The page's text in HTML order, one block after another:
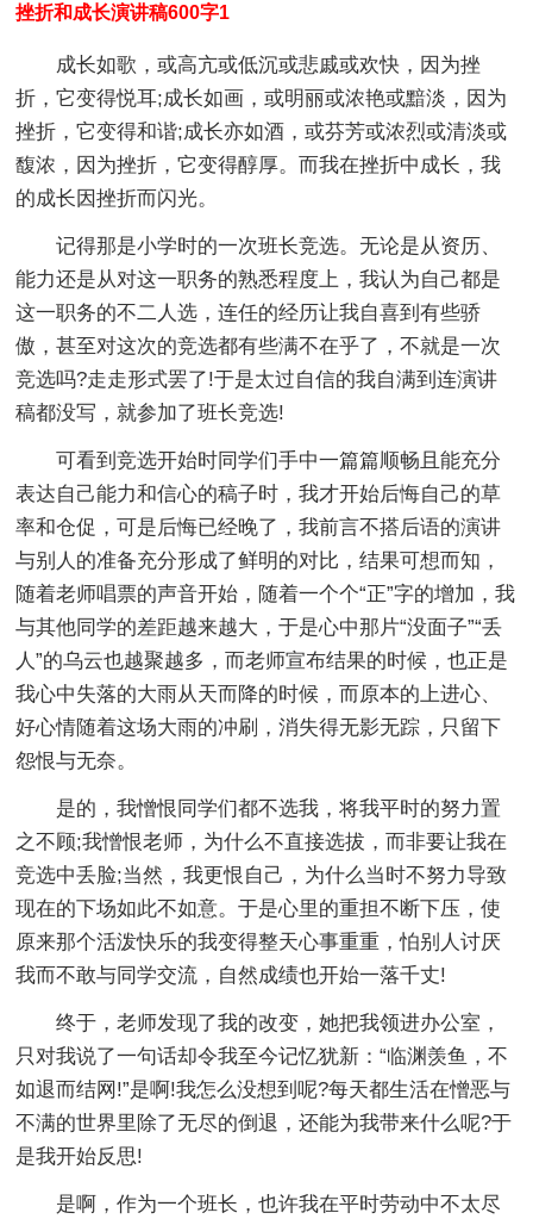
挫折和成长演讲稿600字1
成长如歌，或高亢或低沉或悲戚或欢快，因为挫
折，它变得悦耳;成长如画，或明丽或浓艳或黯淡，因为
挫折，它变得和谐;成长亦如酒，或芬芳或浓烈或清淡或
馥浓，因为挫折，它变得醇厚。而我在挫折中成长，我
的成长因挫折而闪光。
记得那是小学时的一次班长竞选。无论是从资历、
能力还是从对这一职务的熟悉程度上，我认为自己都是
这一职务的不二人选，连任的经历让我自喜到有些骄
傲，甚至对这次的竞选都有些满不在乎了，不就是一次
竞选吗?走走形式罢了!于是太过自信的我自满到连演讲
稿都没写，就参加了班长竞选!
可看到竞选开始时同学们手中一篇篇顺畅且能充分
表达自己能力和信心的稿子时，我才开始后悔自己的草
率和仓促，可是后悔已经晚了，我前言不搭后语的演讲
与别人的准备充分形成了鲜明的对比，结果可想而知，
随着老师唱票的声音开始，随着一个个“正”字的增加，我
与其他同学的差距越来越大，于是心中那片“没面子”“丢
人”的乌云也越聚越多，而老师宣布结果的时候，也正是
我心中失落的大雨从天而降的时候，而原本的上进心、
好心情随着这场大雨的冲刷，消失得无影无踪，只留下
怨恨与无奈。
是的，我憎恨同学们都不选我，将我平时的努力置
之不顾;我憎恨老师，为什么不直接选拔，而非要让我在
竞选中丢脸;当然，我更恨自己，为什么当时不努力导致
现在的下场如此不如意。于是心里的重担不断下压，使
原来那个活泼快乐的我变得整天心事重重，怕别人讨厌
我而不敢与同学交流，自然成绩也开始一落千丈!
终于，老师发现了我的改变，她把我领进办公室，
只对我说了一句话却令我至今记忆犹新：“临渊羡鱼，不
如退而结网!”是啊!我怎么没想到呢?每天都生活在憎恶与
不满的世界里除了无尽的倒退，还能为我带来什么呢?于
是我开始反思!
是啊，作为一个班长，也许我在平时劳动中不太尽